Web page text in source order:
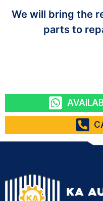
We will bring the
parts to